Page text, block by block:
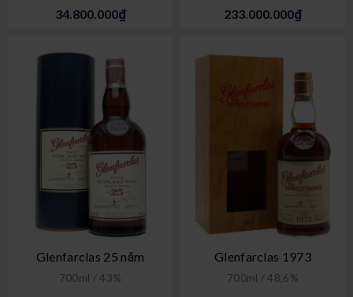
34.800.000₫ 233.000.000₫
Glenfarclas 25 năm
700ml / 43%
Glenfarclas 1973
700ml / 48,6%